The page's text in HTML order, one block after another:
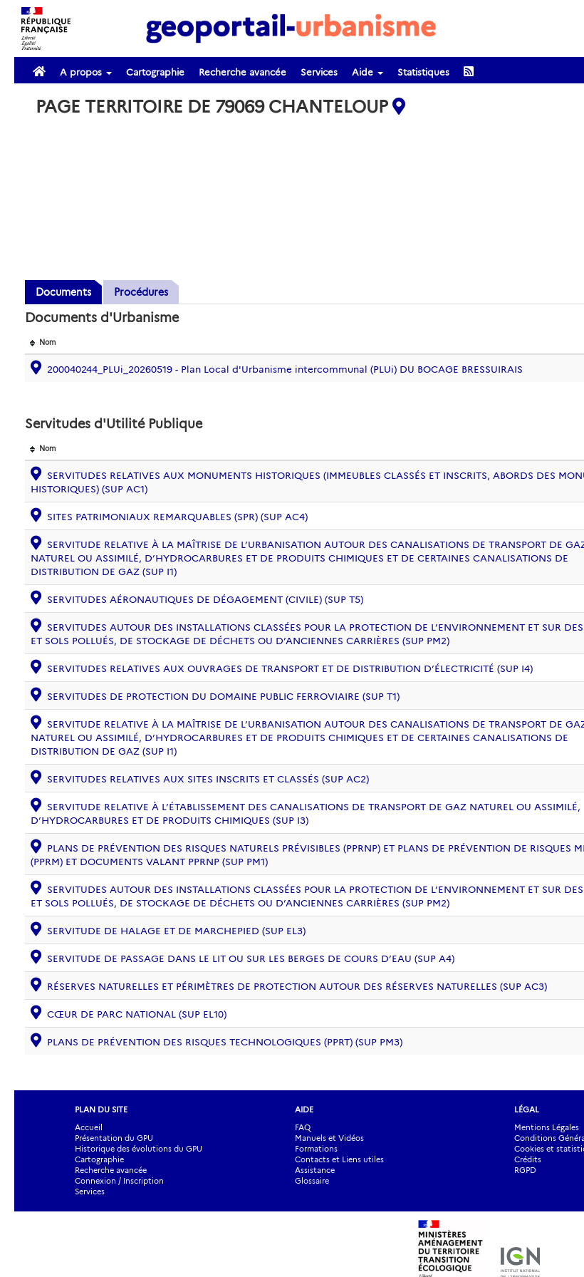
A propos Cartographie Recherche avancée Services Aide Statistiques
PAGE TERRITOIRE DE 79069 CHANTELOUP
Documents
Procédures
Documents d'Urbanisme
Nom
200040244_PLUi_20260519 - Plan Local d'Urbanisme intercommunal (PLUi) DU BOCAGE BRESSUIRAIS
Servitudes d'Utilité Publique
Nom
SERVITUDES RELATIVES AUX MONUMENTS HISTORIQUES (IMMEUBLES CLASSÉS ET INSCRITS, ABORDS DES
HISTORIQUES) (SUP AC1)
SITES PATRIMONIAUX REMARQUABLES (SPR) (SUP AC4)
SERVITUDE RELATIVE À LA MAÎTRISE DE L’URBANISATION AUTOUR DES CANALISATIONS DE TRANSPORT DE
NATUREL OU ASSIMILÉ, D’HYDROCARBURES ET DE PRODUITS CHIMIQUES ET DE CERTAINES CANALISATIONS DE
DISTRIBUTION DE GAZ (SUP I1)
SERVITUDES AÉRONAUTIQUES DE DÉGAGEMENT (CIVILE) (SUP T5)
SERVITUDES AUTOUR DES INSTALLATIONS CLASSÉES POUR LA PROTECTION DE L’ENVIRONNEMENT ET SUR DES
ET SOLS POLLUÉS, DE STOCKAGE DE DÉCHETS OU D’ANCIENNES CARRIÈRES (SUP PM2)
SERVITUDES RELATIVES AUX OUVRAGES DE TRANSPORT ET DE DISTRIBUTION D’ÉLECTRICITÉ (SUP I4)
SERVITUDES DE PROTECTION DU DOMAINE PUBLIC FERROVIAIRE (SUP T1)
SERVITUDE RELATIVE À LA MAÎTRISE DE L’URBANISATION AUTOUR DES CANALISATIONS DE TRANSPORT DE
NATUREL OU ASSIMILÉ, D’HYDROCARBURES ET DE PRODUITS CHIMIQUES ET DE CERTAINES CANALISATIONS DE
DISTRIBUTION DE GAZ (SUP I1)
SERVITUDES RELATIVES AUX SITES INSCRITS ET CLASSÉS (SUP AC2)
SERVITUDE RELATIVE À L’ÉTABLISSEMENT DES CANALISATIONS DE TRANSPORT DE GAZ NATUREL OU ASSIMILÉ,
D’HYDROCARBURES ET DE PRODUITS CHIMIQUES (SUP I3)
PLANS DE PRÉVENTION DES RISQUES NATURELS PRÉVISIBLES (PPRNP) ET PLANS DE PRÉVENTION DE RISQUES
(PPRM) ET DOCUMENTS VALANT PPRNP (SUP PM1)
SERVITUDES AUTOUR DES INSTALLATIONS CLASSÉES POUR LA PROTECTION DE L’ENVIRONNEMENT ET SUR DES
ET SOLS POLLUÉS, DE STOCKAGE DE DÉCHETS OU D’ANCIENNES CARRIÈRES (SUP PM2)
SERVITUDE DE HALAGE ET DE MARCHEPIED (SUP EL3)
SERVITUDE DE PASSAGE DANS LE LIT OU SUR LES BERGES DE COURS D’EAU (SUP A4)
RÉSERVES NATURELLES ET PÉRIMÈTRES DE PROTECTION AUTOUR DES RÉSERVES NATURELLES (SUP AC3)
CŒUR DE PARC NATIONAL (SUP EL10)
PLANS DE PRÉVENTION DES RISQUES TECHNOLOGIQUES (PPRT) (SUP PM3)
PLAN DU SITE
Accueil
Présentation du GPU
Historique des évolutions du GPU
Cartographie
Recherche avancée
Connexion / Inscription
Services
AIDE
FAQ
Manuels et Vidéos
Formations
Contacts et Liens utiles
Assistance
Glossaire
LÉGAL
Mentions Légales
Conditions
Cookies et
Crédits
RGPD